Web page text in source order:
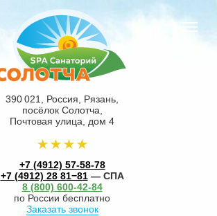
390 021, Россия, Рязань,
посёлок Солотча,
Почтовая улица, дом 4
+7 (4912) 57-58-78
+7 (4912) 28 81−81— СПА
8 (800) 600-42-84
по России бесплатно
Заказать звонок